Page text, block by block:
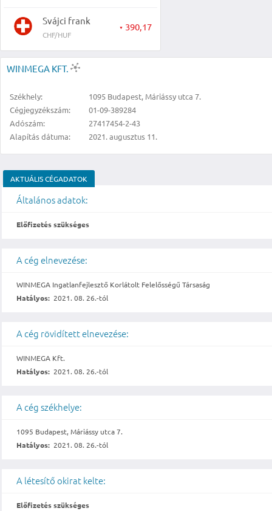
Svájci frank
CHF/HUF
▼ 390,17
WINMEGA KFT.
Székhely:
1095 Budapest, Máriássy utca 7.
Cégjegyzékszám:
01-09-389284
Adószám:
27417454-2-43
Alapítás dátuma:
2021. augusztus 11.
AKTUÁLIS CÉGADATOK
Általános adatok:
Előfizetés szükséges
A cég elnevezése:
WINMEGA Ingatlanfejlesztő Korlátolt Felelősségű Társaság
Hatályos: 2021. 08. 26.-tól
A cég rövidített elnevezése:
WINMEGA Kft.
Hatályos: 2021. 08. 26.-tól
A cég székhelye:
1095 Budapest, Máriássy utca 7.
Hatályos: 2021. 08. 26.-tól
A létesítő okirat kelte:
Előfizetés szükséges